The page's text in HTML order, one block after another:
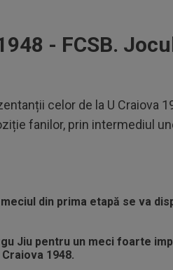
- FCSB.
celor de la U Craiova
fanilor, prin intermediul
din prima etapă se va
Jiu pentru un meci foarte
1948.